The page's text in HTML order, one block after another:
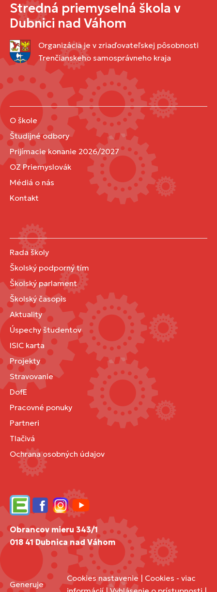
Stredná priemyselná škola v
Dubnici nad Váhom
Organizácia je v zriaďovateľskej pôsobnosti
Trenčianskeho samosprávneho kraja
O škole
Študijné odbory
Prijímacie konanie 2026/2027
OZ Priemyslovák
Médiá o nás
Kontakt
Rada školy
Školský podporný tím
Školský parlament
Školský časopis
Aktuality
Úspechy študentov
ISIC karta
Projekty
Stravovanie
DofE
Pracovné ponuky
Partneri
Tlačivá
Ochrana osobných údajov
EdupageFacebookInstagram
YouTube
Obrancov mieru 343/1
018 41 Dubnica nad Váhom
Generuje
Cookies nastavenie | Cookies - viac